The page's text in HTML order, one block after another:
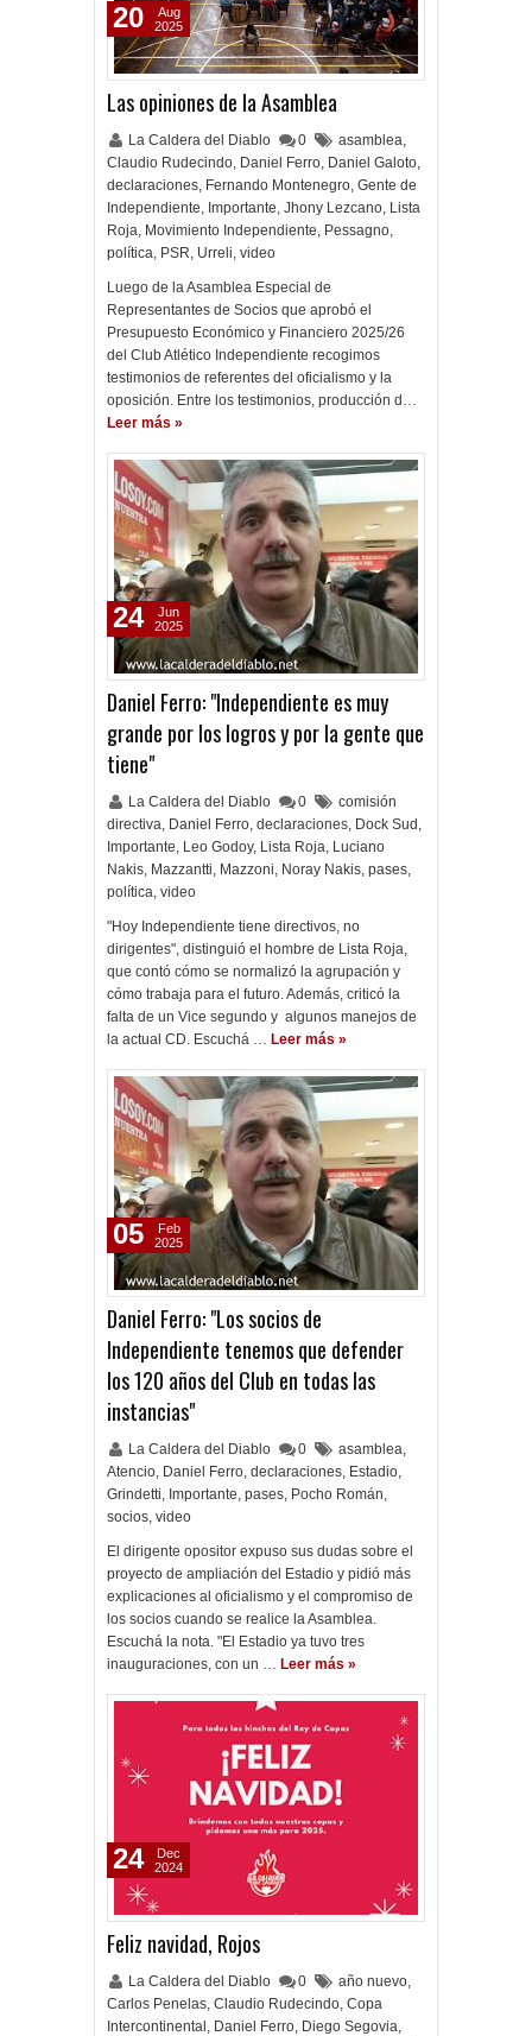
Las opiniones de la Asamblea
La Caldera del Diablo 0 asamblea,
Claudio Rudecindo, Daniel Ferro, Daniel Galoto,
declaraciones, Fernando Montenegro, Gente de
Independiente, Importante, Jhony Lezcano, Lista
Roja, Movimiento Independiente, Pessagno,
política, PSR, Urreli, video
Luego de la Asamblea Especial de
Representantes de Socios que aprobó el
Presupuesto Económico y Financiero 2025/26
del Club Atlético Independiente recogimos
testimonios de referentes del oficialismo y la
oposición. Entre los testimonios, producción d…
Leer más »
20
Aug
2025
Daniel Ferro: "Independiente es muy
grande por los logros y por la gente que
tiene"
La Caldera del Diablo 0
comisión
directiva, Daniel Ferro, declaraciones, Dock Sud ,
Importante, Leo Godoy, Lista Roja, Luciano
Nakis, Mazzantti, Mazzoni, Noray Nakis, pases,
política, video
"Hoy Independiente tiene directivos, no
dirigentes", distinguió el hombre de Lista Roja,
que contó cómo se normalizó la agrupación y
cómo trabaja para el futuro. Además, criticó la
falta de un Vice segundo y algunos manejos de
la actual CD. Escuchá … Leer más »
24
Jun
2025
Daniel Ferro: "Los socios de
Independiente tenemos que defender
los 120 años del Club en todas las
instancias"
La Caldera del Diablo 0 asamblea,
Atencio, Daniel Ferro, declaraciones, Estadio,
Grindetti, Importante, pases, Pocho Román,
socios, video
El dirigente opositor expuso sus dudas sobre el
proyecto de ampliación del Estadio y pidió más
explicaciones al oficialismo y el compromiso de
los socios cuando se realice la Asamblea.
Escuchá la nota. "El Estadio ya tuvo tres
inauguraciones, con un … Leer más »
05
Feb
2025
Feliz navidad, Rojos
La Caldera del Diablo 0 año nuevo,
Carlos Penelas, Claudio Rudecindo, Copa
Intercontinental , Daniel Ferro, Diego Segovia,
24
Dec
2024